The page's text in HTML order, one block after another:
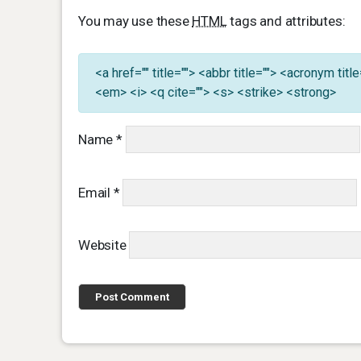
You may use these HTML tags and attributes:
<a href="" title=""> <abbr title=""> <acronym
<em> <i> <q cite=""> <s> <strike> <strong>
Name *
Email *
Website